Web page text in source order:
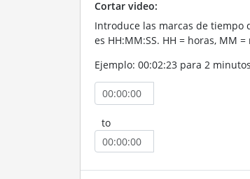
Cortar video:
Introduce las marcas de tiempo
es HH:MM:SS. HH = horas, MM
Ejemplo: 00:02:23 para 2
to